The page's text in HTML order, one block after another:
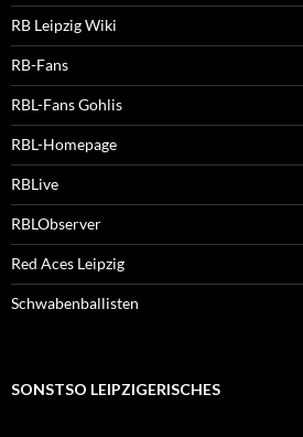
RB Leipzig Wiki
RB-Fans
RBL-Fans Gohlis
RBL-Homepage
RBLive
RBLObserver
Red Aces Leipzig
Schwabenballisten
SONSTSO LEIPZIGERISCHES